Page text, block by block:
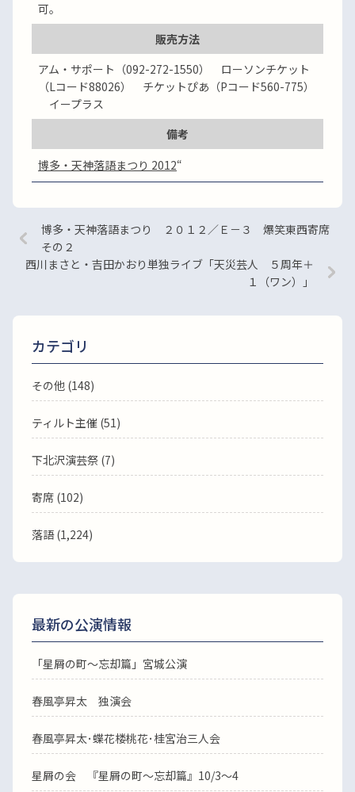
可。
販売方法
アム・サポート（092-272-1550） ローソンチケット
（Lコード88026） チケットぴあ（Pコード560-775）
イープラス
備考
博多・天神落語まつり 2012“
博多・天神落語まつり ２０１２／Ｅ－３ 爆笑東西寄席
その２
西川まさと・吉田かおり単独ライブ「天災芸人 ５周年＋
１（ワン）」
カテゴリ
その他 (148)
ティルト主催 (51)
下北沢演芸祭 (7)
寄席 (102)
落語(1,224)
最新の公演情報
「星屑の町～忘却篇」宮城公演
春風亭昇太 独演会
春風亭昇太･蝶花楼桃花･桂宮治三人会
星屑の会 『星屑の町～忘却篇』10/3～4